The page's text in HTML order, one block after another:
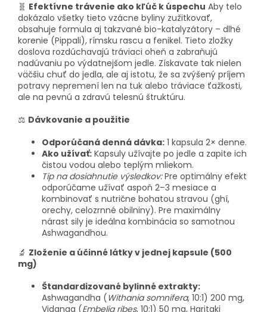
🧬 Efektívne trávenie ako kľúč k úspechu Aby telo
dokázalo všetky tieto vzácne byliny zužitkovať,
obsahuje formula aj takzvané bio-katalyzátory – dlhé
korenie (Pippali), rímsku rascu a fenikel. Tieto zložky
doslova rozdúchavajú tráviaci oheň a zabraňujú
nadúvaniu po výdatnejšom jedle. Získavate tak nielen
väčšiu chuť do jedla, ale aj istotu, že sa zvýšený príjem
potravy nepremení len na tuk alebo tráviace ťažkosti,
ale na pevnú a zdravú telesnú štruktúru.
⚖️ Dávkovanie a použitie
Odporúčaná denná dávka: 1 kapsula 2× denne.
Ako užívať: Kapsuly užívajte po jedle a zapite ich
čistou vodou alebo teplým mliekom.
Tip na dosiahnutie výsledkov:Pre optimálny efekt
odporúčame užívať aspoň 2–3 mesiace a
kombinovať s nutrične bohatou stravou (ghí,
orechy, celozrnné obilniny). Pre maximálny
nárast sily je ideálna kombinácia so samotnou
Ashwagandhou.
🔬 Zloženie a účinné látky v jednej kapsule (500
mg)
Štandardizované bylinné extrakty:
Ashwagandha (Withania somnifera, 10:1) 200 mg,
Vidanga (Embelia ribes, 10:1) 50 mg, Haritaki